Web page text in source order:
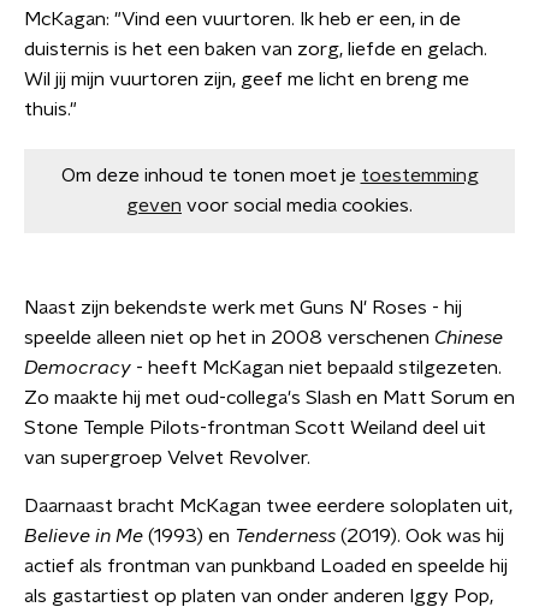
McKagan: "Vind een vuurtoren. Ik heb er een, in de
duisternis is het een baken van zorg, liefde en gelach.
Wil jij mijn vuurtoren zijn, geef me licht en breng me
thuis."
Om deze inhoud te tonen moet je toestemming
geven voor social media cookies.
Naast zijn bekendste werk met Guns N' Roses - hij
speelde alleen niet op het in 2008 verschenen Chinese
Democracy - heeft McKagan niet bepaald stilgezeten.
Zo maakte hij met oud-collega's Slash en Matt Sorum en
Stone Temple Pilots-frontman Scott Weiland deel uit
van supergroep Velvet Revolver.
Daarnaast bracht McKagan twee eerdere soloplaten uit,
Believe in Me (1993) en Tenderness (2019). Ook was hij
actief als frontman van punkband Loaded en speelde hij
als gastartiest op platen van onder anderen Iggy Pop,